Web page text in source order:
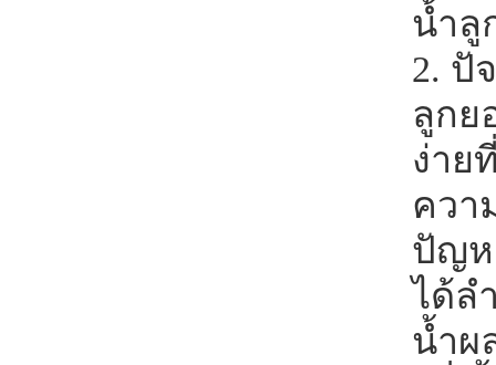
น้ำลู
2. ปั
ลูกย
ง่าย
ควา
ปัญห
ได้ล
น้ำผ